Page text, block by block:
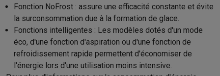
Fonction NoFrost : assure une efficacité constante et évite
la surconsommation due à la formation de glace.
Fonctions intelligentes : Les modèles dotés d'un mode
éco, d'une fonction d'aspiration ou d'une fonction de
refroidissement rapide permettent d'économiser de
l'énergie lors d'une utilisation moins intensive.